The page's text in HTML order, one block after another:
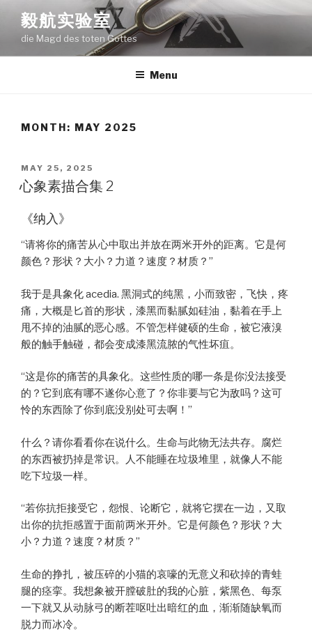
content
毅航实验室
die Magd des toten Gottes
Menu
MONTH: MAY 2025
POSTED
ON
MAY 25, 2025
心象素描合集 2
《纳入》
“请将你的痛苦从心中取出并放在两米开外的距离。它是何
颜色？形状？大小？力道？速度？材质？”
我于是具象化 acedia. 黑洞式的纯黑，小而致密，飞快，疼
痛，大概是匕首的形状，漆黑而黏腻如硅油，黏着在手上
甩不掉的油腻的恶心感。不管怎样健硕的生命，被它液溴
般的触手触碰，都会变成漆黑流脓的气性坏疽。
“这是你的痛苦的具象化。这些性质的哪一条是你没法接受
的？它到底有哪不遂你心意了？你非要与它为敌吗？这可
怜的东西除了你到底没别处可去啊！”
什么？请你看看你在说什么。生命与此物无法共存。腐烂
的东西被扔掉是常识。人不能睡在垃圾堆里，就像人不能
吃下垃圾一样。
“若你抗拒接受它，怨恨、论断它，就将它摆在一边，又取
出你的抗拒感置于面前两米开外。它是何颜色？形状？大
小？力道？速度？材质？”
生命的挣扎，被压碎的小猫的哀嚎的无意义和砍掉的青蛙
腿的痉挛。我想象被开膛破肚的我的心脏，紫黑色、每泵
一下就又从动脉弓的断茬呕吐出暗红的血，渐渐随缺氧而
脱力而冰冷。